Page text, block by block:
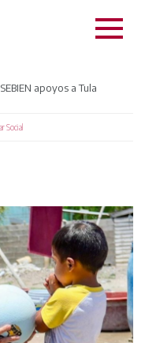
apoyos a Tula
Social